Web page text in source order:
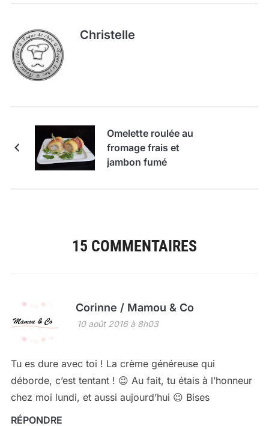
Christelle
Omelette roulée au
fromage frais et
jambon fumé
15 COMMENTAIRES
Corinne / Mamou & Co
10 août 2016 à 8h03
Tu es dure avec toi ! La crème généreuse qui
déborde, c’est tentant ! 😉 Au fait, tu étais à l’honneur
chez moi lundi, et aussi aujourd’hui 😉 Bises
RÉPONDRE